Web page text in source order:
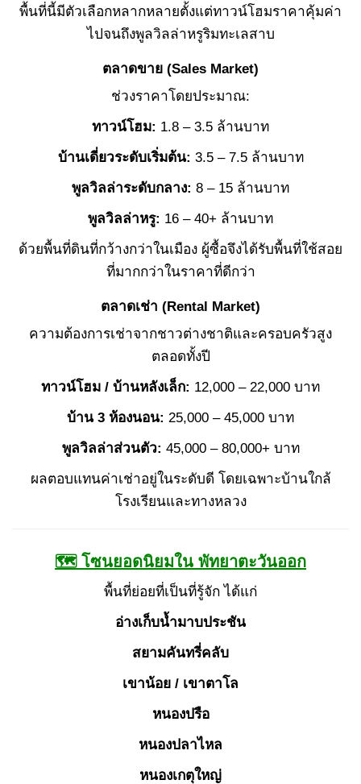
พื้นที่นี้มีตัวเลือกหลากหลายตั้งแต่ทาวน์โฮมราคาคุ้มค่า
ไปจนถึงพูลวิลล่าหรูริมทะเลสาบ
ตลาดขาย (Sales Market)
ช่วงราคาโดยประมาณ:
ทาวน์โฮม: 1.8 – 3.5 ล้านบาท
บ้านเดี่ยวระดับเริ่มต้น: 3.5 – 7.5 ล้านบาท
พูลวิลล่าระดับกลาง: 8 – 15 ล้านบาท
พูลวิลล่าหรู: 16 – 40+ ล้านบาท
ด้วยพื้นที่ดินที่กว้างกว่าในเมือง ผู้ซื้อจึงได้รับพื้นที่ใช้สอย
ที่มากกว่าในราคาที่ดีกว่า
ตลาดเช่า (Rental Market)
ความต้องการเช่าจากชาวต่างชาติและครอบครัวสูง
ตลอดทั้งปี
ทาวน์โฮม / บ้านหลังเล็ก: 12,000 – 22,000 บาท
บ้าน 3 ห้องนอน: 25,000 – 45,000 บาท
พูลวิลล่าส่วนตัว: 45,000 – 80,000+ บาท
ผลตอบแทนค่าเช่าอยู่ในระดับดี โดยเฉพาะบ้านใกล้
โรงเรียนและทางหลวง
🗺 โซนยอดนิยมใน พัทยาตะวันออก
พื้นที่ย่อยที่เป็นที่รู้จัก ได้แก่
อ่างเก็บน้ำมาบประชัน
สยามคันทรี่คลับ
เขาน้อย / เขาตาโล
หนองปรือ
หนองปลาไหล
หนองเกตุใหญ่